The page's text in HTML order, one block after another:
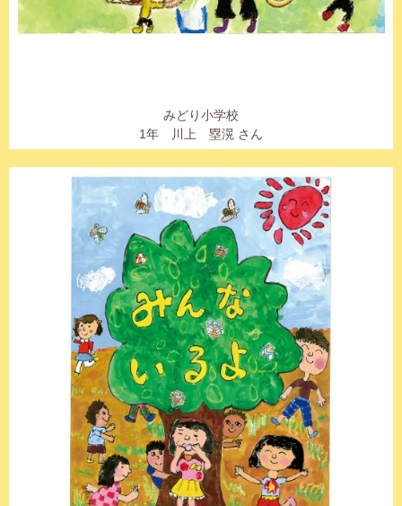
みどり小学校
1年 川上 塁滉 さん